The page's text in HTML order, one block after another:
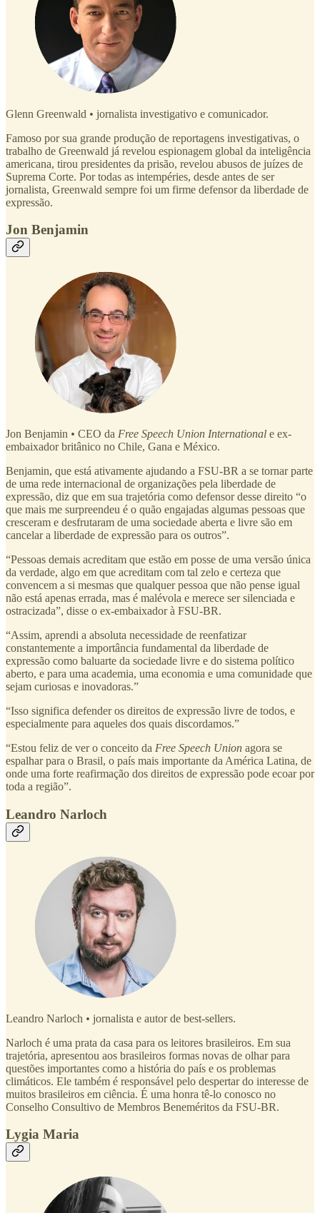
Glenn Greenwald • jornalista investigativo e comunicador.
Famoso por sua grande produção de reportagens investigativas, o
trabalho de Greenwald já revelou espionagem global da inteligência
americana, tirou presidentes da prisão, revelou abusos de juízes de
Suprema Corte. Por todas as intempéries, desde antes de ser
jornalista, Greenwald sempre foi um firme defensor da liberdade de
expressão.
Jon Benjamin
Jon Benjamin • CEO da Free Speech Union International e ex-
embaixador britânico no Chile, Gana e México.
Benjamin, que está ativamente ajudando a FSU-BR a se tornar parte
de uma rede internacional de organizações pela liberdade de
expressão, diz que em sua trajetória como defensor desse direito “o
que mais me surpreendeu é o quão engajadas algumas pessoas que
cresceram e desfrutaram de uma sociedade aberta e livre são em
cancelar a liberdade de expressão para os outros”.
“Pessoas demais acreditam que estão em posse de uma versão única
da verdade, algo em que acreditam com tal zelo e certeza que
convencem a si mesmas que qualquer pessoa que não pense igual
não está apenas errada, mas é malévola e merece ser silenciada e
ostracizada”, disse o ex-embaixador à FSU-BR.
“Assim, aprendi a absoluta necessidade de reenfatizar
constantemente a importância fundamental da liberdade de
expressão como baluarte da sociedade livre e do sistema político
aberto, e para uma academia, uma economia e uma comunidade que
sejam curiosas e inovadoras.”
“Isso significa defender os direitos de expressão livre de todos, e
especialmente para aqueles dos quais discordamos.”
“Estou feliz de ver o conceito da Free Speech Union agora se
espalhar para o Brasil, o país mais importante da América Latina, de
onde uma forte reafirmação dos direitos de expressão pode ecoar por
toda a região”.
Leandro Narloch
Leandro Narloch • jornalista e autor de best-sellers.
Narloch é uma prata da casa para os leitores brasileiros. Em sua
trajetória, apresentou aos brasileiros formas novas de olhar para
questões importantes como a história do país e os problemas
climáticos. Ele também é responsável pelo despertar do interesse de
muitos brasileiros em ciência. É uma honra tê-lo conosco no
Conselho Consultivo de Membros Beneméritos da FSU-BR.
Lygia Maria